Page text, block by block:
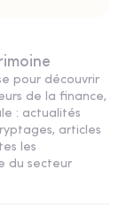
pour découvrir
de la finance,
: actualités
articles
les
du secteur